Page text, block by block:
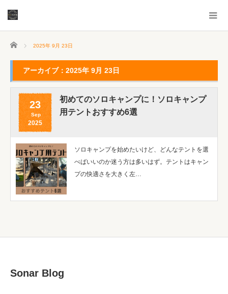
ホーム 2025年 9月 23日
アーカイブ：2025年 9月 23日
23
Sep
2025
初めてのソロキャンプに！ソロキャンプ
用テントおすすめ6選
ソロキャンプを始めたいけど、どんなテントを選
べばいいのか迷う方は多いはず。テントはキャン
プの快適さを大きく左…
Sonar Blog